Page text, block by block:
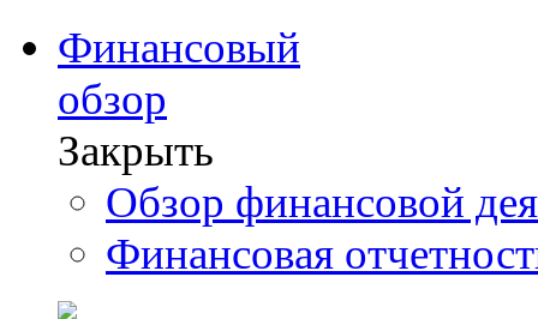
Финансовый
обзор
Закрыть
Обзор финансовой
Финансовая